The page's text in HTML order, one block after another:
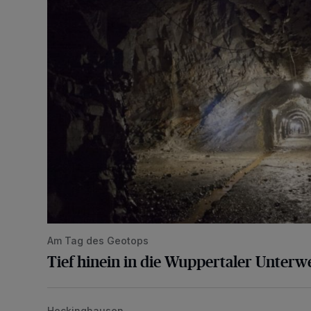
Am Tag des Geotops
Tief hinein in die Wuppertaler